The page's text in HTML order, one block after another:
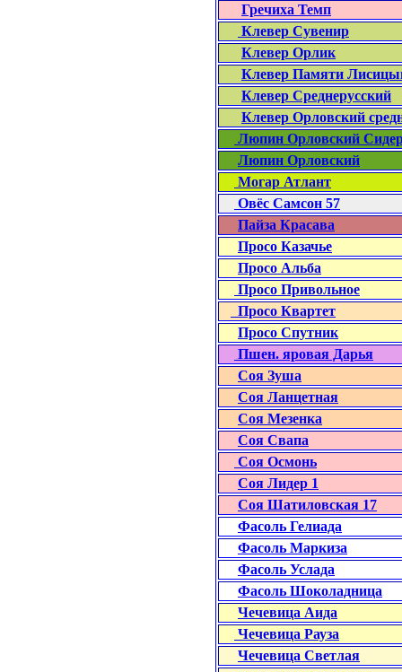
Гречиха Темп
Клевер Сувенир
Клевер Орлик
Клевер Памяти
Клевер Среднерусский
Клевер Орловский
Люпин Орловский
Люпин Орловский
Могар Атлант
Овёс Самсон 57
Пайза Красава
Просо Казачье
Просо Альба
Просо Привольное
Просо Квартет
Просо Спутник
Пшен. яровая Дарья
Соя Зуша
Соя Ланцетная
Соя Мезенка
Соя Свапа
Соя Осмонь
Соя Лидер 1
Соя Шатиловская 17
Фасоль Гелиада
Фасоль Маркиза
Фасоль Услада
Фасоль Шоколадница
Чечевица Аида
Чечевица Рауза
Чечевица Светлая